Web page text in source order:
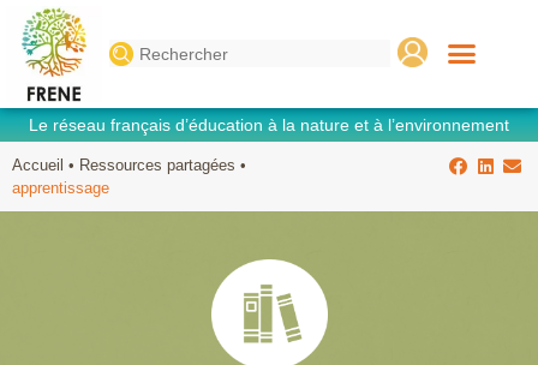
Search
for:
Le réseau français d’éducation à la nature et à l’environnement
Accueil • Ressources partagées •
apprentissage